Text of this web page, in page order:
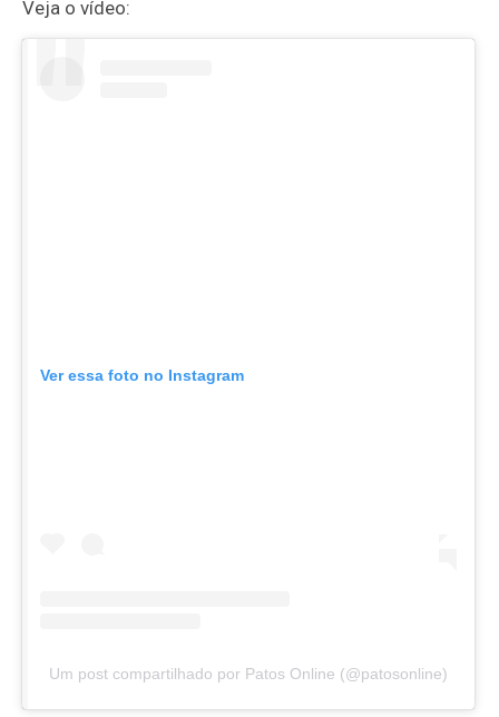
Veja o vídeo:
Ver essa foto no Instagram
Um post compartilhado por Patos Online (@patosonline)